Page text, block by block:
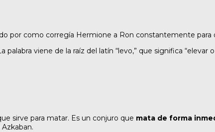
por como corregía Hermione a Ron constantemente para
palabra viene de la raíz del latín “levo,” que significa “elevar
sirve para matar. Es un conjuro que mata de forma